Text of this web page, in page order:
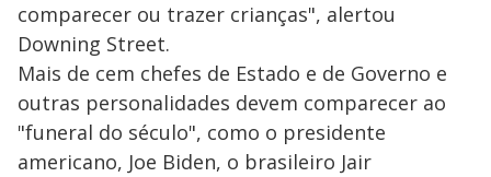
comparecer ou trazer crianças", alertou
Downing Street.
Mais de cem chefes de Estado e de Governo e
outras personalidades devem comparecer ao
"funeral do século", como o presidente
americano, Joe Biden, o brasileiro Jair